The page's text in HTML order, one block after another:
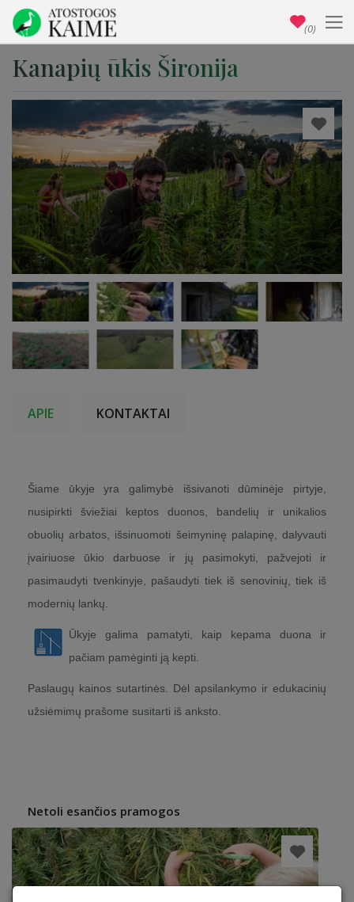
Kanapių ūkis Šironija
APIE KONTAKTAI
Šiame ūkyje yra galimybė išsivanoti dūminėje pirtyje,
nusipirkti šviežiai keptos duonos, bandelių ir unikalios
obuolių arbatos, išsinuomoti šeimyninę palapinę, dalyvauti
įvairiuose ūkio darbuose ir jų pasimokyti, pažvejoti ir
pasimaudyti tvenkinyje, pašaudyti tiek iš senovinių, tiek iš
modernių lankų.
Ūkyje galima pamatyti, kaip kepama duona ir
pačiam pamėginti ją kepti.
Paslaugų kainos sutartinės. Dėl apsilankymo ir edukacinių
užsiėmimų prašome susitarti iš anksto.
Netoli esančios pramogos
(0)